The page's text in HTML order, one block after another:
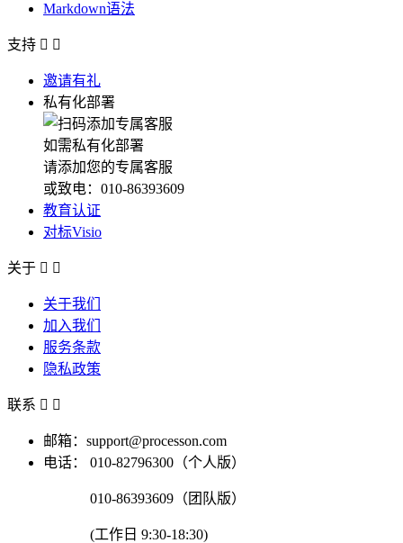
Markdown语法
支持  
邀请有礼
私有化部署
如需私有化部署
请添加您的专属客服
或致电：010-86393609
教育认证
对标Visio
关于  
关于我们
加入我们
服务条款
隐私政策
联系  
邮箱：support@processon.com
电话：
010-82796300（个人版）
010-86393609（团队版）
(工作日 9:30-18:30)